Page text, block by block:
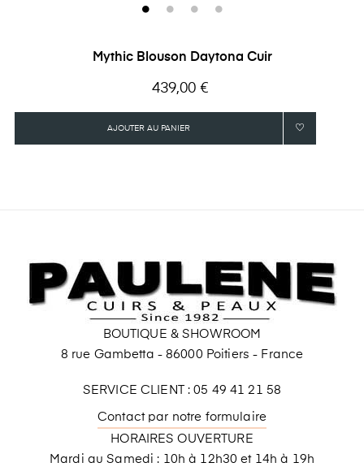
Mythic Blouson Daytona Cuir
Prix
439,00 €
AJOUTER AU PANIER
BOUTIQUE & SHOWROOM
8 rue Gambetta - 86000 Poitiers - France
SERVICE CLIENT : 05 49 41 21 58
Contact par notre formulaire
HORAIRES OUVERTURE
Mardi au Samedi : 10h à 12h30 et 14h à 19h